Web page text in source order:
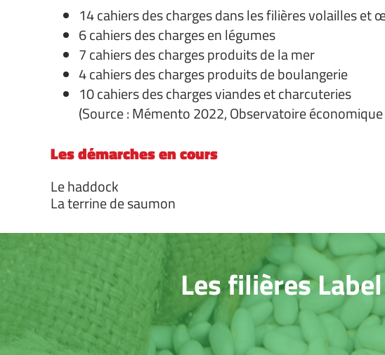
14 cahiers des charges dans les filières volailles et
6 cahiers des charges en légumes
7 cahiers des charges produits de la mer
4 cahiers des charges produits de boulangerie
10 cahiers des charges viandes et charcuteries
(Source : Mémento 2022, Observatoire
Les démarches en cours
Le haddock
La terrine de saumon
Les filières